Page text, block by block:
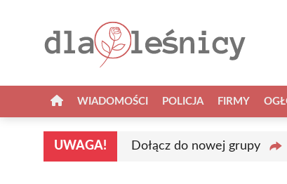
WIADOMOŚCI POLICJA FIRMY
UWAGA! Dołącz do nowej grupy